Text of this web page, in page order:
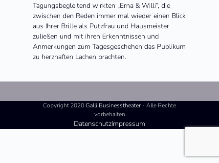
Tagungsbegleitend wirkten „Erna & Willi“, die
zwischen den Reden immer mal wieder einen Blick
aus Ihrer Brille als Putzfrau und Hausmeister
zuließen und mit ihren Erkenntnissen und
Anmerkungen zum Tagesgeschehen das Publikum
zu herzhaften Lachen brachten.
Copyright 2020Galli Businesstheater - Alle Rechte
vorbehalten
DatenschutzImpressum